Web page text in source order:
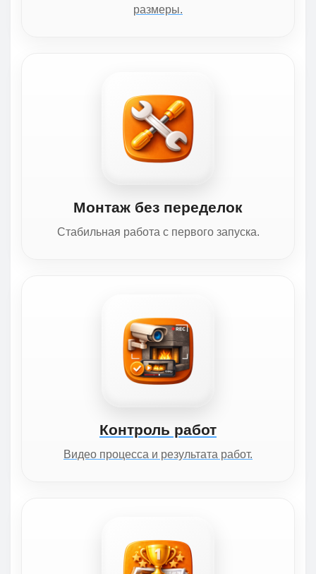
размеры.
Монтаж без переделок
Стабильная работа с первого запуска.
Контроль работ
Видео процесса и результата работ.